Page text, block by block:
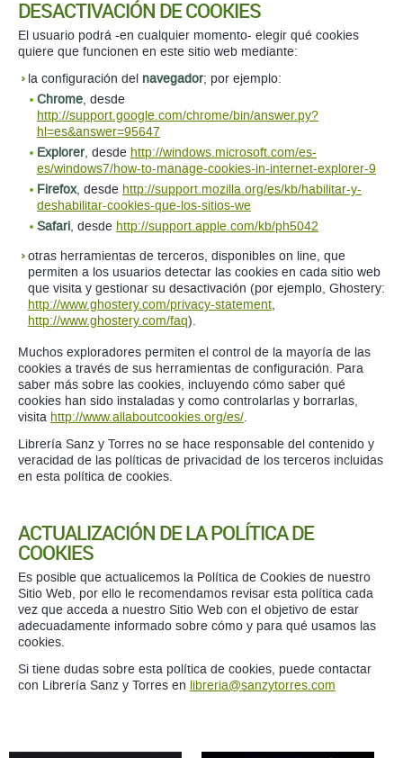
DESACTIVACIÓN DE COOKIES
El usuario podrá -en cualquier momento- elegir qué cookies
quiere que funcionen en este sitio web mediante:
la configuración del navegador; por ejemplo:
Chrome, desde
http://support.google.com/chrome/bin/answer.py?
hl=es&answer=95647
Explorer, desde http://windows.microsoft.com/es-
es/windows7/how-to-manage-cookies-in-internet-explorer-9
Firefox, desde http://support.mozilla.org/es/kb/habilitar-y-
deshabilitar-cookies-que-los-sitios-we
Safari, desde http://support.apple.com/kb/ph5042
otras herramientas de terceros, disponibles on line, que
permiten a los usuarios detectar las cookies en cada sitio web
que visita y gestionar su desactivación (por ejemplo, Ghostery:
http://www.ghostery.com/privacy-statement,
http://www.ghostery.com/faq).
Muchos exploradores permiten el control de la mayoría de las
cookies a través de sus herramientas de configuración. Para
saber más sobre las cookies, incluyendo cómo saber qué
cookies han sido instaladas y como controlarlas y borrarlas,
visita http://www.allaboutcookies.org/es/.
Librería Sanz y Torres no se hace responsable del contenido y
veracidad de las políticas de privacidad de los terceros incluidas
en esta política de cookies.
ACTUALIZACIÓN DE LA POLÍTICA DE
COOKIES
Es posible que actualicemos la Política de Cookies de nuestro
Sitio Web, por ello le recomendamos revisar esta política cada
vez que acceda a nuestro Sitio Web con el objetivo de estar
adecuadamente informado sobre cómo y para qué usamos las
cookies.
Si tiene dudas sobre esta política de cookies, puede contactar
con Librería Sanz y Torres en libreria@sanzytorres.com